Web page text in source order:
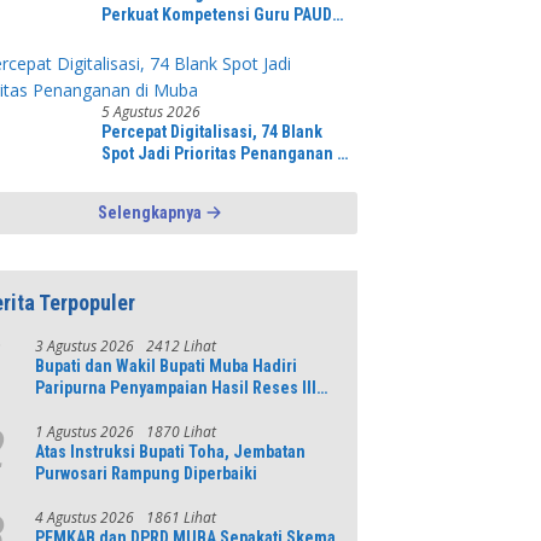
Perkuat Kompetensi Guru PAUD
Pembelajaran Literasi dan
Numerasi
5 Agustus 2026
Percepat Digitalisasi, 74 Blank
Spot Jadi Prioritas Penanganan di
Selengkapnya
Terpopuler
3 Agustus 2026 2412 Lihat
Bupati dan Wakil Bupati Muba Hadiri
Paripurna Penyampaian Hasil Reses III
1 Agustus 2026 1870 Lihat
Atas Instruksi Bupati Toha, Jembatan
Purwosari Rampung Diperbaiki
4 Agustus 2026 1861 Lihat